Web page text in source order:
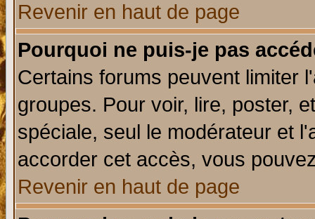
Revenir en haut de page
Pourquoi ne puis-je pas
Certains forums peuvent limiter
groupes. Pour voir, lire, poster,
spéciale, seul le modérateur et
accorder cet accès, vous
Revenir en haut de page